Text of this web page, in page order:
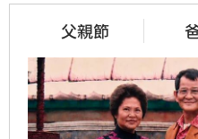
父親節